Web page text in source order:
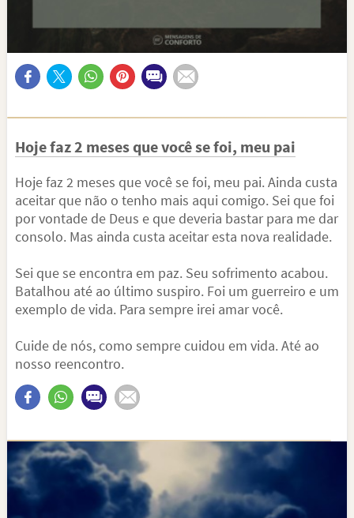
Hoje faz 2 meses que você se foi, meu pai
Hoje faz 2 meses que você se foi, meu pai. Ainda custa
aceitar que não o tenho mais aqui comigo. Sei que foi
por vontade de Deus e que deveria bastar para me dar
consolo. Mas ainda custa aceitar esta nova realidade.
Sei que se encontra em paz. Seu sofrimento acabou.
Batalhou até ao último suspiro. Foi um guerreiro e um
exemplo de vida. Para sempre irei amar você.
Cuide de nós, como sempre cuidou em vida. Até ao
nosso reencontro.